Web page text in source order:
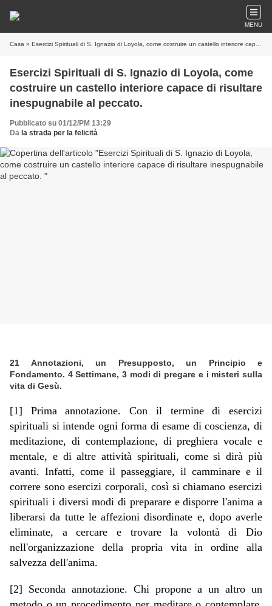
MENU
Casa » Esercizi Spirituali di S. Ignazio di Loyola, come costruire un castello interiore capace di risultare inespugnabile al peccato.
Esercizi Spirituali di S. Ignazio di Loyola, come
costruire un castello interiore capace di risultare
inespugnabile al peccato.
Pubblicato su 01/12/PM 13:29
Da la strada per la felicità
21 Annotazioni, un Presupposto, un Principio e
Fondamento. 4 Settimane, 3 modi di pregare e i misteri sulla
vita di Gesù.
[1] Prima annotazione. Con il termine di esercizi
spirituali si intende ogni forma di esame di coscienza, di
meditazione, di contemplazione, di preghiera vocale e
mentale, e di altre attività spirituali, come si dirà più
avanti. Infatti, come il passeggiare, il camminare e il
correre sono esercizi corporali, così si chiamano esercizi
spirituali i diversi modi di preparare e disporre l'anima a
liberarsi da tutte le affezioni disordinate e, dopo averle
eliminate, a cercare e trovare la volontà di Dio
nell'organizzazione della propria vita in ordine alla
salvezza dell'anima.
[2] Seconda annotazione. Chi propone a un altro un